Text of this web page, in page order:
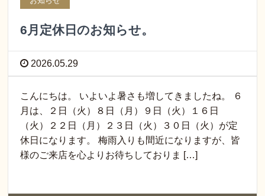
6月定休日のお知らせ。
2026.05.29
こんにちは。 いよいよ暑さも増してきましたね。 ６
月は、２日（火）８日（月）９日（火）１６日
（火）２２日（月）２３日（火）３０日（火）が定
休日になります。 梅雨入りも間近になりますが、皆
様のご来店を心よりお待ちしておりま […]